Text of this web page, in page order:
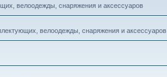
велоодежды, снаряжения и аксессуаров
велоодежды, снаряжения и аксессуаров